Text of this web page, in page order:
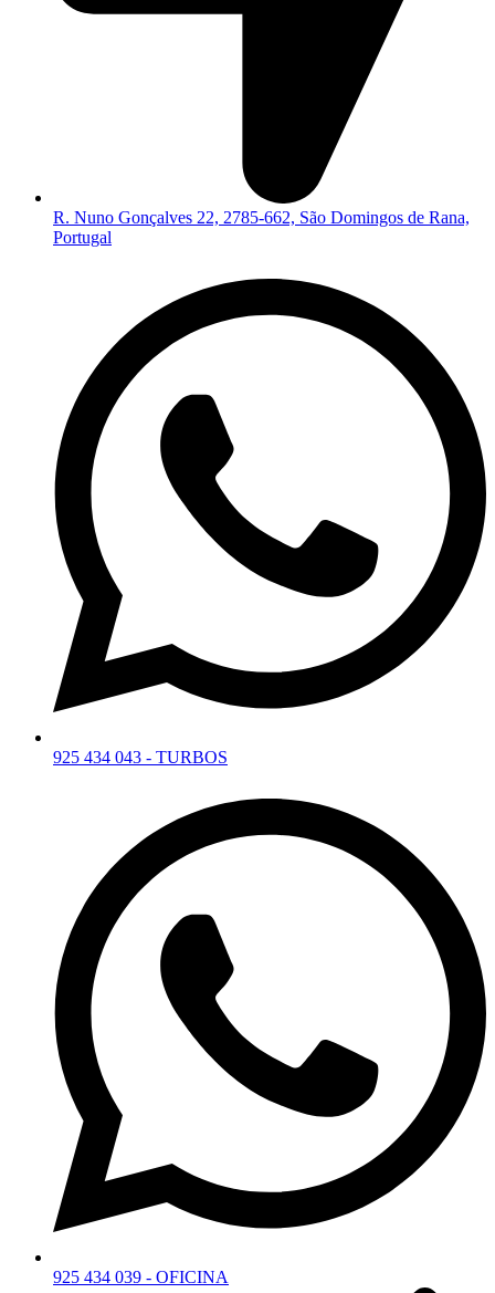
R. Nuno Gonçalves 22, 2785-662, São Domingos de Rana,
Portugal
925 434 043 - TURBOS
925 434 039 - OFICINA